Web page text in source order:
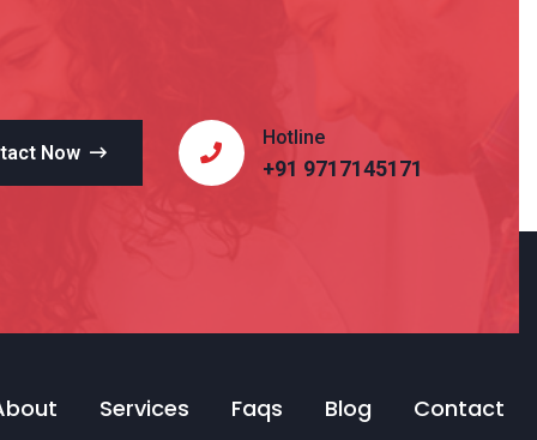
Now
Hotline
+91 9717145171
Services Faqs Blog Contact